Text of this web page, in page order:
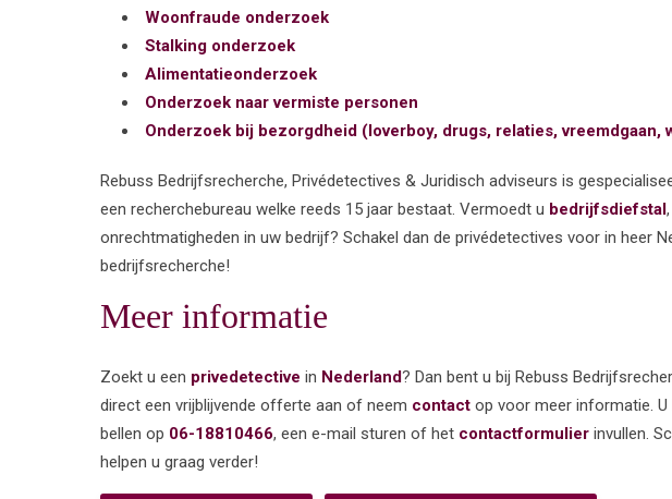
Woonfraude onderzoek
Stalking onderzoek
Alimentatieonderzoek
Onderzoek naar vermiste personen
Onderzoek bij bezorgdheid (loverboy, drugs, relaties, vreemdgaan,
Rebuss Bedrijfsrecherche, Privédetectives & Juridisch adviseurs is
een recherchebureau welke reeds 15 jaar bestaat. Vermoedt u bedrijfsdiefstal
onrechtmatigheden in uw bedrijf? Schakel dan de privédetectives voor in heer
bedrijfsrecherche!
Meer informatie
Zoekt u een privedetective in Nederland? Dan bent u bij Rebuss
direct een vrijblijvende offerte aan of neem contact op voor meer informatie.
bellen op 06-18810466, een e-mail sturen of het contactformulier invullen.
helpen u graag verder!